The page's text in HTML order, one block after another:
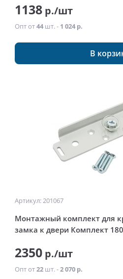
1138 р./шт
Опт от44 шт. - 1 024 р.
В
Артикул: 201067
Монтажный комплект для
замка к двери Комплект
2350 р./шт
Опт от22 шт. -2 070 р.